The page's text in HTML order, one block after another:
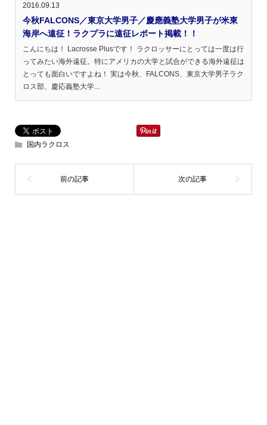
2016.09.13
今秋FALCONS／東京大学男子／慶應義塾大学男子が米東
海岸へ遠征！ラクプラに遠征レポート掲載！！
こんにちは！ Lacrosse Plusです！ ラクロッサーにとっては一度は行
ってみたい海外遠征。特にアメリカの大学と試合ができる海外遠征は
とっても面白いですよね！ 実は今秋、FALCONS、東京大学男子ラク
ロス部、慶応義塾大学...
国内ラクロス